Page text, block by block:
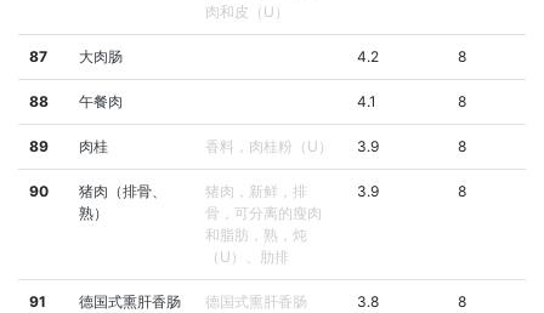
肉和皮（U）
87 大肉肠 4.2 8
88 午餐肉 4.1 8
89 肉桂 香料，肉桂粉（U） 3.9 8
90
猪肉（排骨、
熟）
猪肉，新鲜，排
骨，可分离的瘦肉
和脂肪，熟，炖
（U）、肋排
3.9 8
91 德国式熏肝香肠
德国式熏肝香肠
3.8 8